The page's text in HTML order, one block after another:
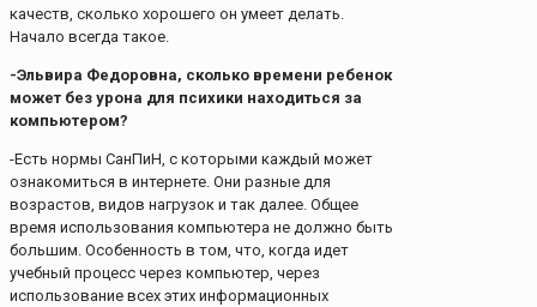
качеств, сколько хорошего он умеет делать.
Начало всегда такое.
-Эльвира Федоровна, сколько времени ребенок
может без урона для психики находиться за
компьютером?
-Есть нормы СанПиН, с которыми каждый может
ознакомиться в интернете. Они разные для
возрастов, видов нагрузок и так далее. Общее
время использования компьютера не должно быть
большим. Особенность в том, что, когда идет
учебный процесс через компьютер, через
использование всех этих информационных